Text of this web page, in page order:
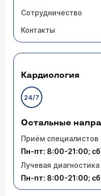
Сотрудничество
Контакты
Кардиология
24/7
Остальные
Приём специалистов
Пн-пт: 8:00-21:00;
Лучевая диагностика
Пн-пт: 8:00-21:00;